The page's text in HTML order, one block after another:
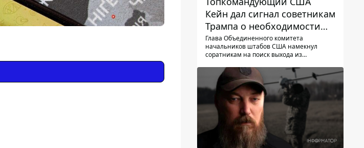
Кейн дал сигнал советникам
Трампа о необходимости
заканчивать войну с
Ираном – СМИ
Глава Объединенного комитета
начальников штабов США намекнул
соратникам на поиск выхода из